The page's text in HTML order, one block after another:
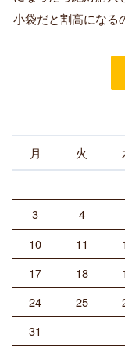
者
小袋だと割高になる
月
火
3
4
10
11
17
18
24
25
31